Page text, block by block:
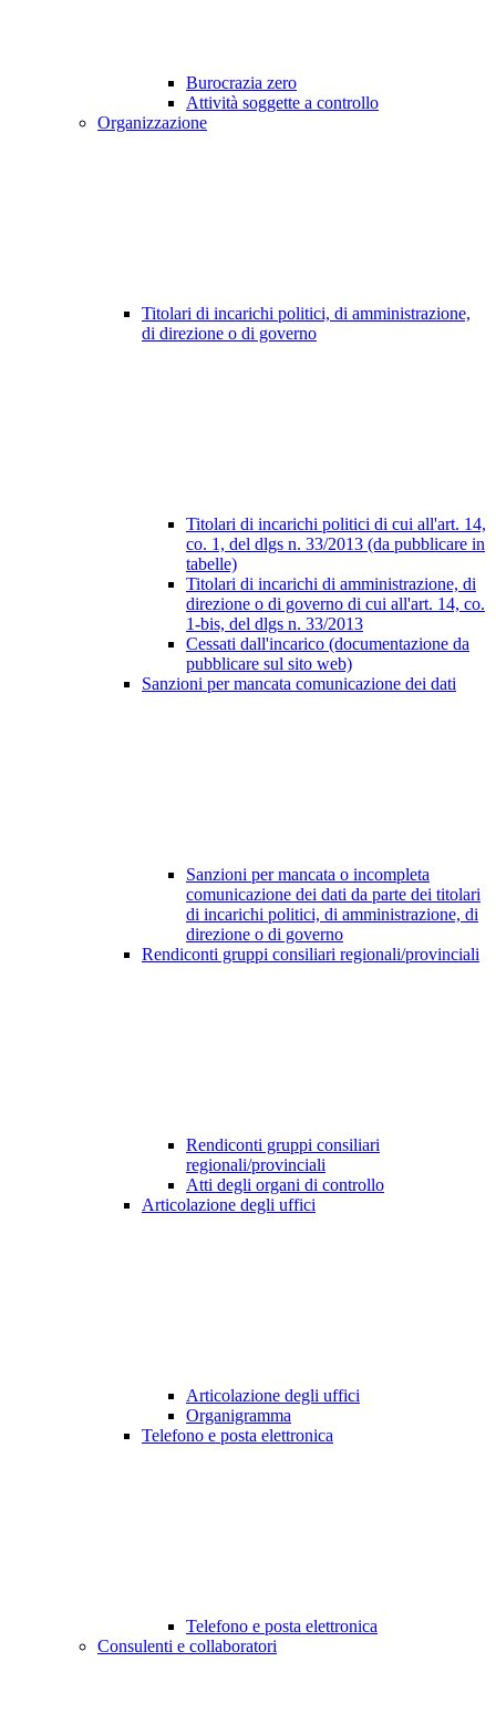
Burocrazia zero
Attività soggette a controllo
Organizzazione
Titolari di incarichi politici, di amministrazione,
di direzione o di governo
Titolari di incarichi politici di cui all'art. 14,
co. 1, del dlgs n. 33/2013 (da pubblicare in
tabelle)
Titolari di incarichi di amministrazione, di
direzione o di governo di cui all'art. 14, co.
1-bis, del dlgs n. 33/2013
Cessati dall'incarico (documentazione da
pubblicare sul sito web)
Sanzioni per mancata comunicazione dei dati
Sanzioni per mancata o incompleta
comunicazione dei dati da parte dei titolari
di incarichi politici, di amministrazione, di
direzione o di governo
Rendiconti gruppi consiliari regionali/provinciali
Rendiconti gruppi consiliari
regionali/provinciali
Atti degli organi di controllo
Articolazione degli uffici
Articolazione degli uffici
Organigramma
Telefono e posta elettronica
Telefono e posta elettronica
Consulenti e collaboratori